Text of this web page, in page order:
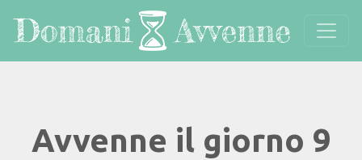
Avvenne il giorno 9